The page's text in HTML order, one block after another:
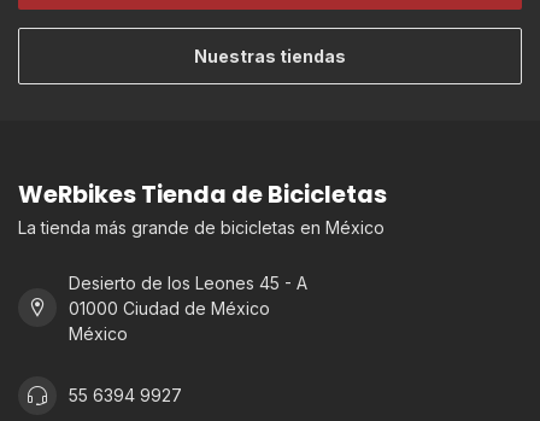
Nuestras tiendas
WeRbikes Tienda de Bicicletas
La tienda más grande de bicicletas en México
Desierto de los Leones 45 - A
01000 Ciudad de México
México
55 6394 9927